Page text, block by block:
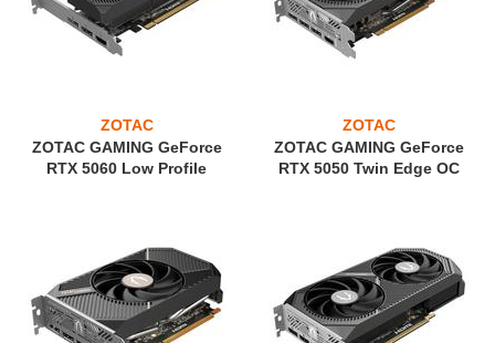
ZOTAC
ZOTAC GAMING GeForce
RTX 5060 Low Profile
ZOTAC
ZOTAC GAMING GeForce
RTX 5050 Twin Edge OC